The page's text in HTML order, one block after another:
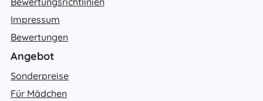
Impressum
Bewertungen
Angebot
Sonderpreise
Für Mädchen